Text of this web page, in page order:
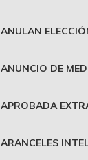
ANULAN
ANUNCIO DE
APROBADA
ARANCELES